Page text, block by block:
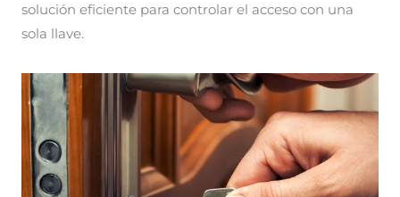
solución eficiente para controlar el acceso con una
sola llave.